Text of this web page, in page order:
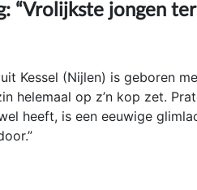
“Vrolijkste jongen
Kessel (Nijlen) is geboren
helemaal op z’n kop zet.
heeft, is een eeuwige